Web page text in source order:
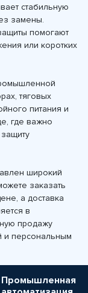
стабильную
замены.
помогают
или коротких
тяговых
питания и
где важно
широкий
заказать
а доставка
в
продажу
и персональным
Промышленная